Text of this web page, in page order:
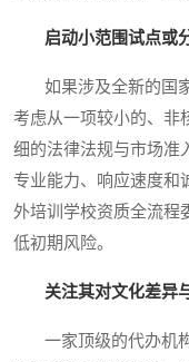
启动小范围试点或
如果涉及全新的国家
考虑从一项较小的、非
细的法律法规与市场准
专业能力、响应速度和
外培训学校资质全流程
低初期风险。
关注其对文化差异
一家顶级的代办机构